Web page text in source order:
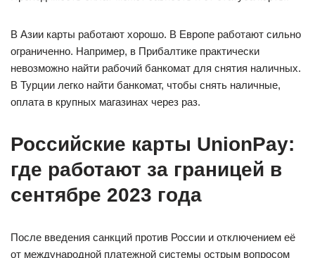
В Азии карты работают хорошо. В Европе работают сильно
ограниченно. Например, в Прибалтике практически
невозможно найти рабочий банкомат для снятия наличных.
В Турции легко найти банкомат, чтобы снять наличные,
оплата в крупных магазинах через раз.
Российские карты UnionPay:
где работают за границей в
сентябре 2023 года
После введения санкций против России и отключением её
от международной платежной системы острым вопросом